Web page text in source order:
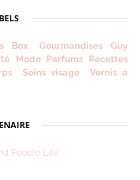
Box Gourmandises
Guy
Mode Parfums Recettes
Soins visage
Vernis à
Foodie Life